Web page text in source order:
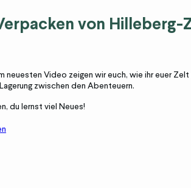
von Hilleberg-
neuesten Video zeigen wir euch, wie ihr euer
zwischen den Abenteuern.
du lernst viel Neues!